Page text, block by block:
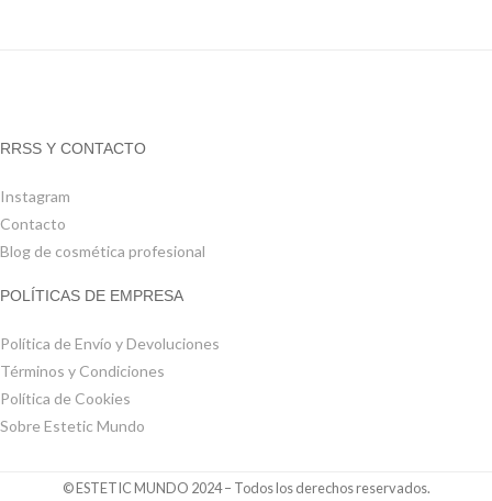
RRSS Y CONTACTO
Instagram
Contacto
Blog de cosmética profesional
POLÍTICAS DE EMPRESA
Política de Envío y Devoluciones
Términos y Condiciones
Política de Cookies
Sobre Estetic Mundo
© ESTETIC MUNDO 2024 – Todos los derechos reservados.